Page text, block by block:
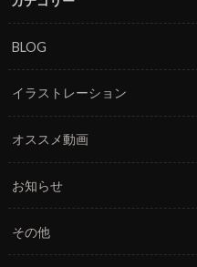
BLOG
イラストレーション
オススメ動画
お知らせ
その他